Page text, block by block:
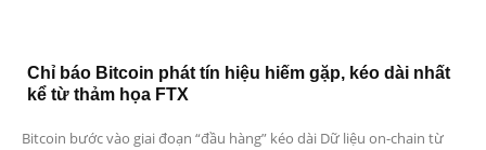
Chỉ báo Bitcoin phát tín hiệu hiếm gặp, kéo dài nhất
kể từ thảm họa FTX
Bitcoin bước vào giai đoạn “đầu hàng” kéo dài Dữ liệu on-chain từ